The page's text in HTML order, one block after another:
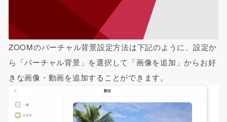
ZOOMのバーチャル背景設定方法は下記のように、設定か
ら「バーチャル背景」を選択して「画像を追加」からお好
きな画像・動画を追加することができます。